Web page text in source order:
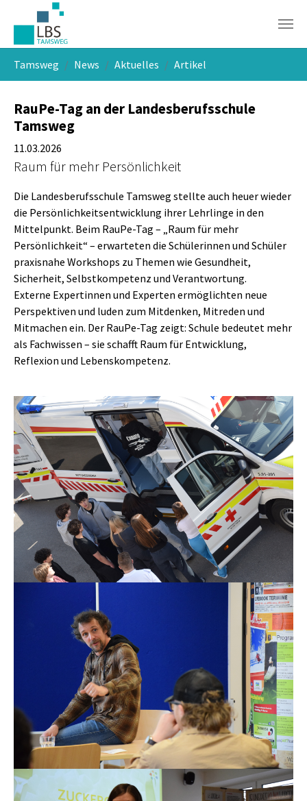
Skip to main navigation
Skip to main content
Skip to page footer
Tamsweg News Aktuelles Artikel
RauPe-Tag an der Landesberufsschule
Tamsweg
11.03.2026
Raum für mehr Persönlichkeit
Die Landesberufsschule Tamsweg stellte auch heuer wieder
die Persönlichkeitsentwicklung ihrer Lehrlinge in den
Mittelpunkt. Beim RauPe-Tag – „Raum für mehr
Persönlichkeit“ – erwarteten die Schülerinnen und Schüler
praxisnahe Workshops zu Themen wie Gesundheit,
Sicherheit, Selbstkompetenz und Verantwortung.
Externe Expertinnen und Experten ermöglichten neue
Perspektiven und luden zum Mitdenken, Mitreden und
Mitmachen ein. Der RauPe-Tag zeigt: Schule bedeutet mehr
als Fachwissen – sie schafft Raum für Entwicklung,
Reflexion und Lebenskompetenz.